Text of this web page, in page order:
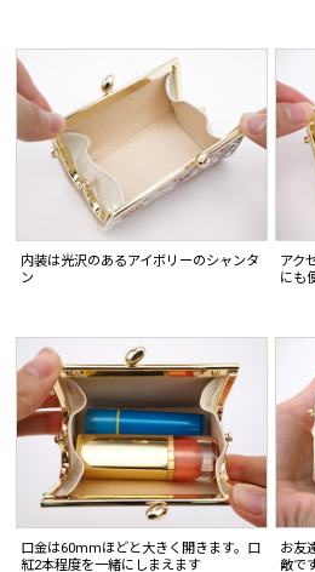
内装は光沢のあるアイボリーのシャンタ
ン
アク
にも
口金は60mmほどと大きく開きます。口
紅2本程度を一緒にしまえます
お友
敵で